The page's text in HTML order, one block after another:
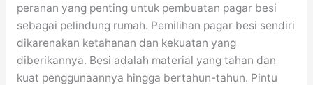
peranan yang penting untuk pembuatan pagar besi
sebagai pelindung rumah. Pemilihan pagar besi sendiri
dikarenakan ketahanan dan kekuatan yang
diberikannya. Besi adalah material yang tahan dan
kuat penggunaannya hingga bertahun-tahun. Pintu